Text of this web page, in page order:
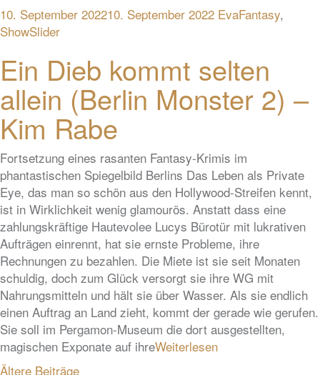
10. September 202210. September 2022 EvaFantasy,
ShowSlider
Ein Dieb kommt selten
allein (Berlin Monster 2) –
Kim Rabe
Fortsetzung eines rasanten Fantasy-Krimis im
phantastischen Spiegelbild Berlins Das Leben als Private
Eye, das man so schön aus den Hollywood-Streifen kennt,
ist in Wirklichkeit wenig glamourös. Anstatt dass eine
zahlungskräftige Hautevolee Lucys Bürotür mit lukrativen
Aufträgen einrennt, hat sie ernste Probleme, ihre
Rechnungen zu bezahlen. Die Miete ist sie seit Monaten
schuldig, doch zum Glück versorgt sie ihre WG mit
Nahrungsmitteln und hält sie über Wasser. Als sie endlich
einen Auftrag an Land zieht, kommt der gerade wie gerufen.
Sie soll im Pergamon-Museum die dort ausgestellten,
magischen Exponate auf ihreWeiterlesen
Ältere Beiträge